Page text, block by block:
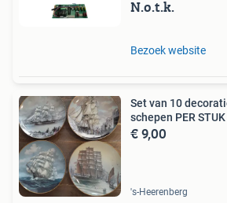
N.o.t.k.
Bezoek website
Set van 10 decoratieve borden met
schepen PER STUK
€ 9,00
's-Heerenberg